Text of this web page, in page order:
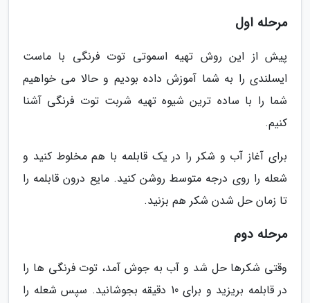
مرحله اول
پیش از این روش تهیه اسموتی توت فرنگی با ماست
ایسلندی را به شما آموزش داده بودیم و حالا می خواهیم
شما را با ساده ترین شیوه تهیه شربت توت فرنگی آشنا
کنیم.
برای آغاز آب و شکر را در یک قابلمه با هم مخلوط کنید و
شعله را روی درجه متوسط روشن کنید. مایع درون قابلمه را
تا زمان حل شدن شکر هم بزنید.
مرحله دوم
وقتی شکرها حل شد و آب به جوش آمد، توت فرنگی ها را
در قابلمه بریزید و برای 10 دقیقه بجوشانید. سپس شعله را